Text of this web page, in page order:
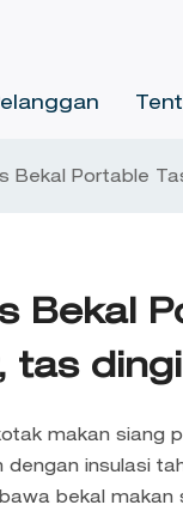
Bekal Portable
Bekal
tas
makan siang
dengan insulasi
bekal makan